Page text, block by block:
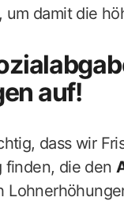
um damit die
auf!
dass wir
finden, die den